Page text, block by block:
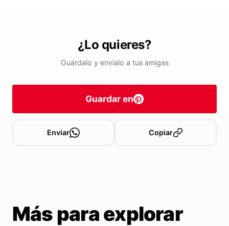
¿Lo quieres?
Guárdalo y envíalo a tus amigas
Guardar en
Enviar Copiar
Más para explorar